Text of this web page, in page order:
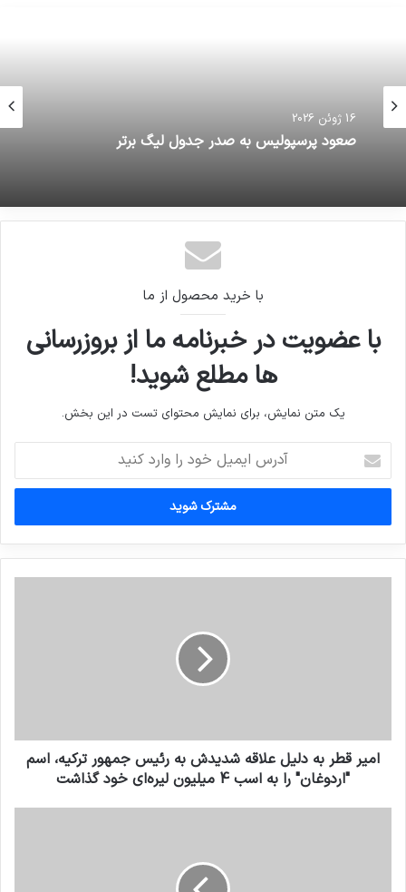
16 ژوئن 2026
صعود پرسپولیس به صدر جدول لیگ برتر
با خرید محصول از ما
با عضویت در خبرنامه ما از بروزرسانی
ها مطلع شوید!
یک متن نمایش، برای نمایش محتوای تست در این بخش.
ایمیل
خود
وارد
کنید
امیر قطر به دلیل علاقه شدیدش به رئیس جمهور ترکیه، اسم
"اردوغان" را به اسب 4 میلیون لیره‌ای خود گذاشت